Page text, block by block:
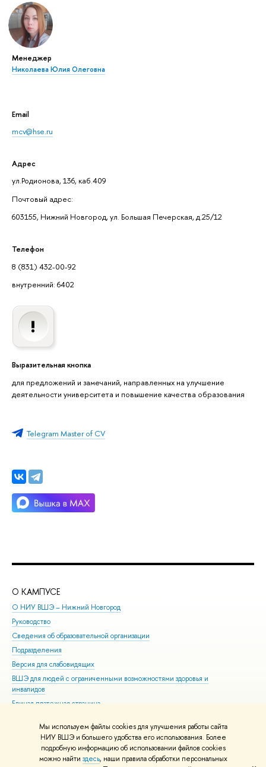
Мы используем файлы cookies для улучшения работы сайта
НИУ ВШЭ и большего удобства его использования. Более
подробную информацию об использовании файлов cookies
можно найти здесь, наши правила обработки персональных
Менеджер
Николаева Юлия Олеговна
Email
mcv@hse.ru
Адрес
ул.Родионова, 136, каб.409
Почтовый адрес:
603155, Нижний Новгород, ул. Большая Печерская, д.25/12
Телефон
8 (831) 432-00-92
внутренний: 6402
Выразительная кнопка
для предложений и замечаний, направленных на улучшение
деятельности университета и повышение качества образования
Telegram Master of CV
О КАМПУСЕ
О НИУ ВШЭ – Нижний Новгород
Руководство
Сведения об образовательной организации
Подразделения
Версия для слабовидящих
ВШЭ для людей с ограниченными возможностями здоровья и
инвалидов
Единая платежная страница